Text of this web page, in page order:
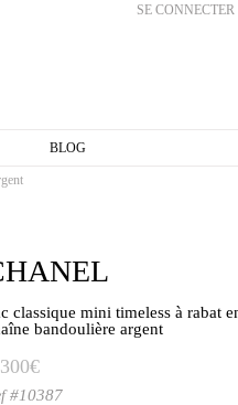
SE CONNECTER
BLOG
classique mini timeless à rabat
bandoulière argent
#10387